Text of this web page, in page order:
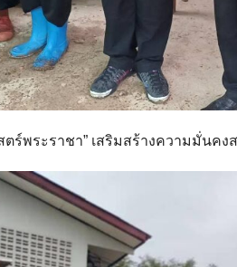
ร์พระราชา” เสริมสร้างความมั่นค